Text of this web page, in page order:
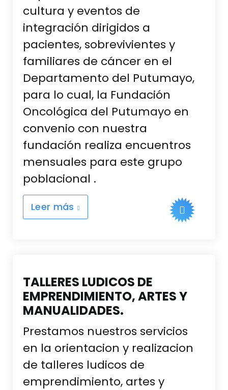
cultura y eventos de
integración dirigidos a
pacientes, sobrevivientes y
familiares de cáncer en el
Departamento del Putumayo,
para lo cual, la Fundación
Oncológica del Putumayo en
convenio con nuestra
fundación realiza encuentros
mensuales para este grupo
poblacional .
Leer más
TALLERES LUDICOS DE
EMPRENDIMIENTO, ARTES Y
MANUALIDADES.
Prestamos nuestros servicios
en la orientacion y realizacion
de talleres ludicos de
emprendimiento, artes y